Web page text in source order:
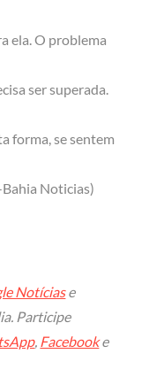
ela. O problema
ser superada.
forma, se sentem
Noticias)
Notíciase
Participe
, Facebooke